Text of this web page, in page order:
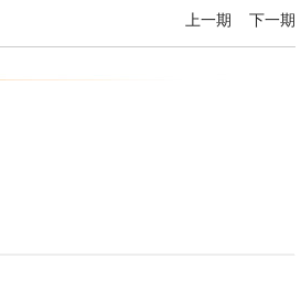
上一期 下一期